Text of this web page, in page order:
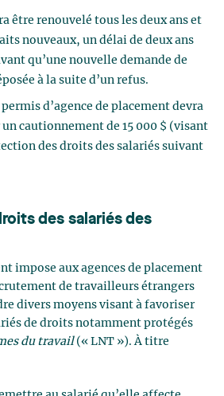
être renouvelé tous les deux ans et
nouveaux, un délai de deux ans
qu’une nouvelle demande de
à la suite d’un refus.
d’agence de placement devra
cautionnement de 15 000 $ (visant
des droits des salariés suivant
des salariés des
impose aux agences de placement
de travailleurs étrangers
divers moyens visant à favoriser
de droits notamment protégés
du travail(« LNT »). À titre